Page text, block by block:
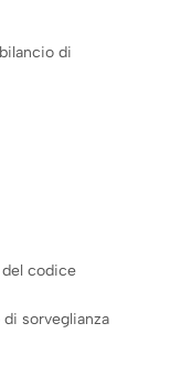
di
codice
sorveglianza